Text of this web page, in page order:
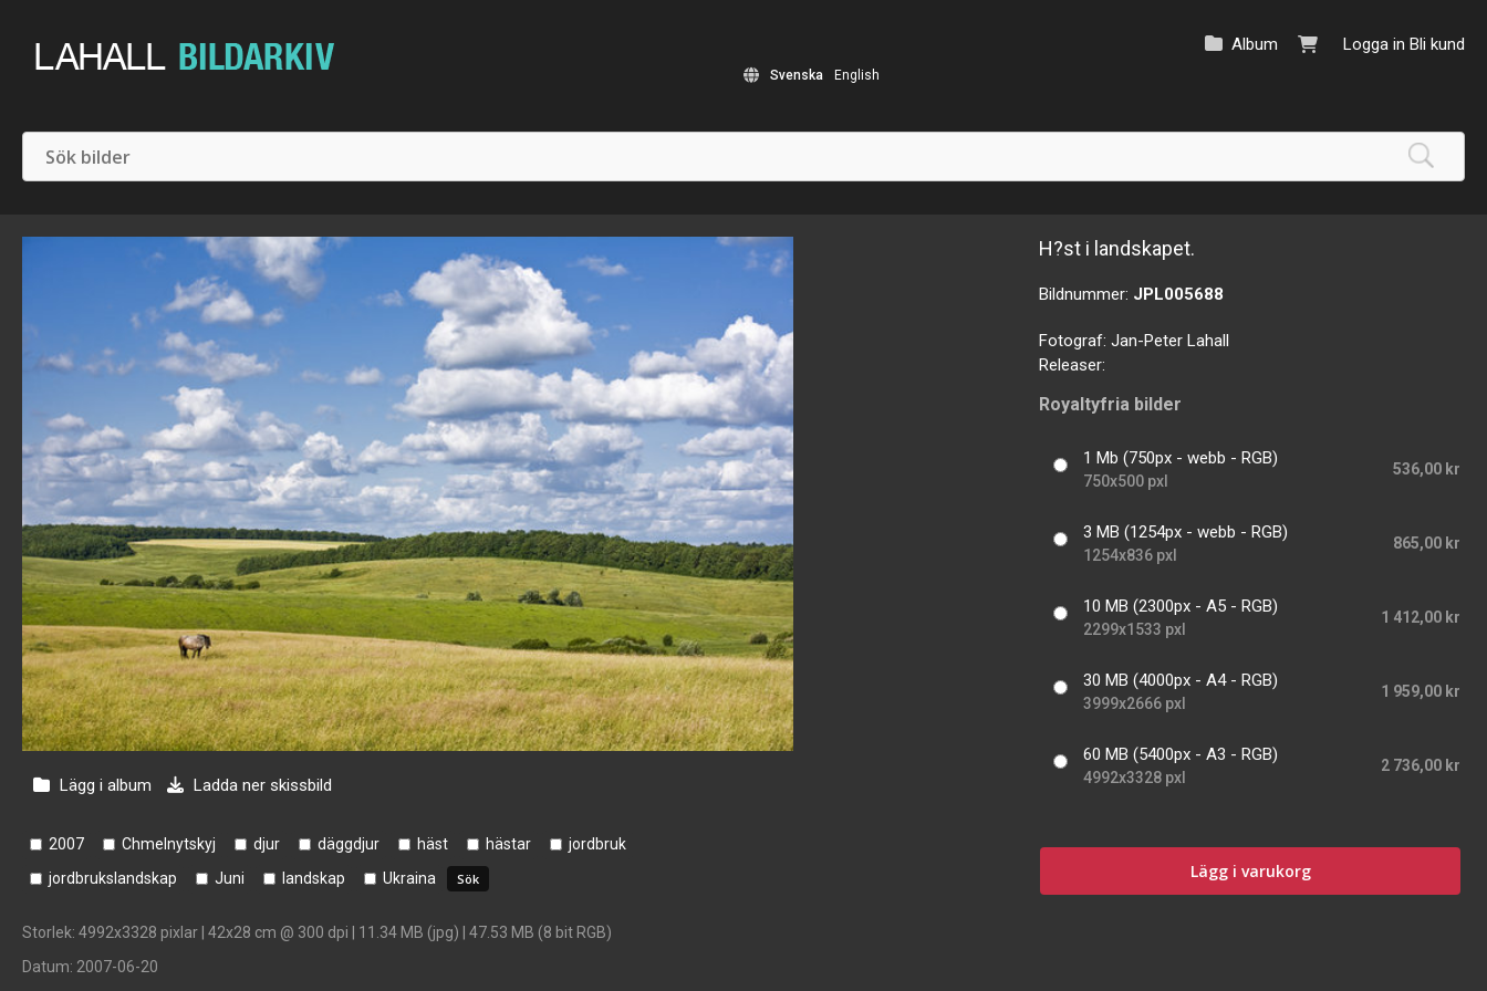
Logga in Bli kund
Album
Svenska English
Lägg i album Ladda ner skissbild
2007 Chmelnytskyj djur däggdjur häst hästar
jordbruk
jordbrukslandskap
Juni landskap Ukraina
Storlek: 4992x3328 pixlar | 42x28 cm @ 300 dpi | 11.34 MB (jpg) | 47.53 MB (8 bit RGB)
Datum: 2007-06-20
H?st i landskapet.
Bildnummer: JPL005688
Fotograf:Jan-Peter Lahall
Releaser:
Royaltyfria bilder
1 Mb (750px - webb - RGB)
750x500 pxl
536,00 kr
3 MB (1254px - webb - RGB)
1254x836 pxl
865,00 kr
10 MB (2300px - A5 - RGB)
2299x1533 pxl
1 412,00 kr
30 MB (4000px - A4 - RGB)
3999x2666 pxl
1 959,00 kr
60 MB (5400px - A3 - RGB)
4992x3328 pxl
2 736,00 kr
Lägg i varukorg